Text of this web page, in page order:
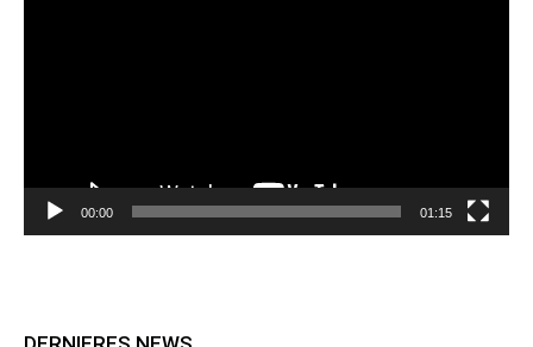
00:00 01:15